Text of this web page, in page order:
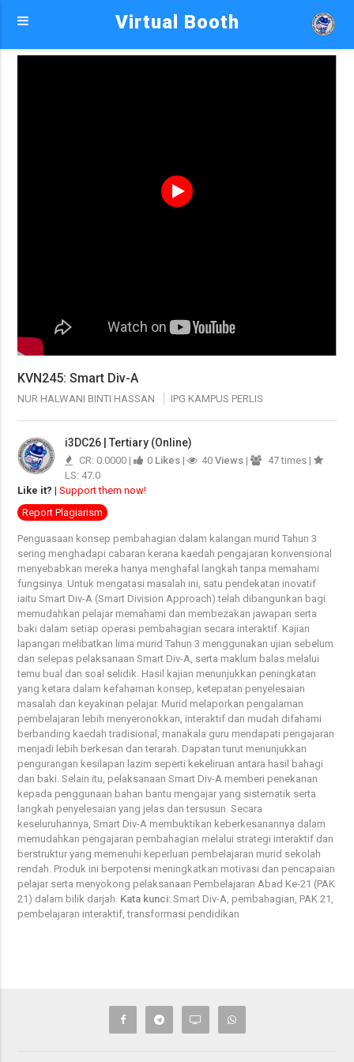
Virtual Booth
KVN245: Smart Div-A
NUR HALWANI BINTI HASSAN IPG KAMPUS PERLIS
i3DC26 | Tertiary (Online)
CR: 0.0000 | 0 Likes | 40 Views |
47 times |
LS: 47.0
Like it? |Support them now!
Report Plagiarism
Penguasaan konsep pembahagian dalam kalangan murid Tahun 3
sering menghadapi cabaran kerana kaedah pengajaran konvensional
menyebabkan mereka hanya menghafal langkah tanpa memahami
fungsinya. Untuk mengatasi masalah ini, satu pendekatan inovatif
iaitu Smart Div-A (Smart Division Approach) telah dibangunkan bagi
memudahkan pelajar memahami dan membezakan jawapan serta
baki dalam setiap operasi pembahagian secara interaktif. Kajian
lapangan melibatkan lima murid Tahun 3 menggunakan ujian sebelum
dan selepas pelaksanaan Smart Div-A, serta maklum balas melalui
temu bual dan soal selidik. Hasil kajian menunjukkan peningkatan
yang ketara dalam kefahaman konsep, ketepatan penyelesaian
masalah dan keyakinan pelajar. Murid melaporkan pengalaman
pembelajaran lebih menyeronokkan, interaktif dan mudah difahami
berbanding kaedah tradisional, manakala guru mendapati pengajaran
menjadi lebih berkesan dan terarah. Dapatan turut menunjukkan
pengurangan kesilapan lazim seperti kekeliruan antara hasil bahagi
dan baki. Selain itu, pelaksanaan Smart Div-A memberi penekanan
kepada penggunaan bahan bantu mengajar yang sistematik serta
langkah penyelesaian yang jelas dan tersusun. Secara
keseluruhannya, Smart Div-A membuktikan keberkesanannya dalam
memudahkan pengajaran pembahagian melalui strategi interaktif dan
berstruktur yang memenuhi keperluan pembelajaran murid sekolah
rendah. Produk ini berpotensi meningkatkan motivasi dan pencapaian
pelajar serta menyokong pelaksanaan Pembelajaran Abad Ke-21 (PAK
21) dalam bilik darjah. Kata kunci: Smart Div-A, pembahagian, PAK 21,
pembelajaran interaktif, transformasi pendidikan